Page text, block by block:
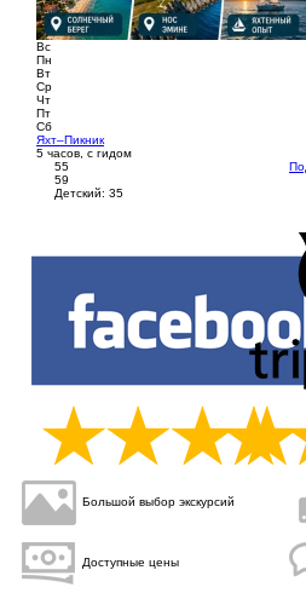
Вс
Пн
Вт
Ср
Чт
Пт
Сб
Яхт–Пикник
5 часов, с гидом
55
59
Детский: 35
Большой выбор экскурсий
Доступные цены